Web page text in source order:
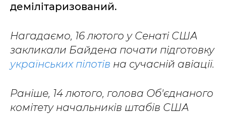
демілітаризований.
Нагадаємо, 16 лютого у Сенаті США
закликали Байдена почати підготовку
українських пілотів на сучасній авіації.
Раніше, 14 лютого, голова Об'єднаного
комітету начальників штабів США